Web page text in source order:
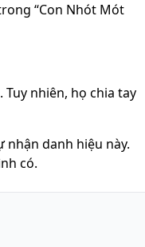
“Con Nhót Mót
nhiên, họ chia tay
nhận danh hiệu này.
có.